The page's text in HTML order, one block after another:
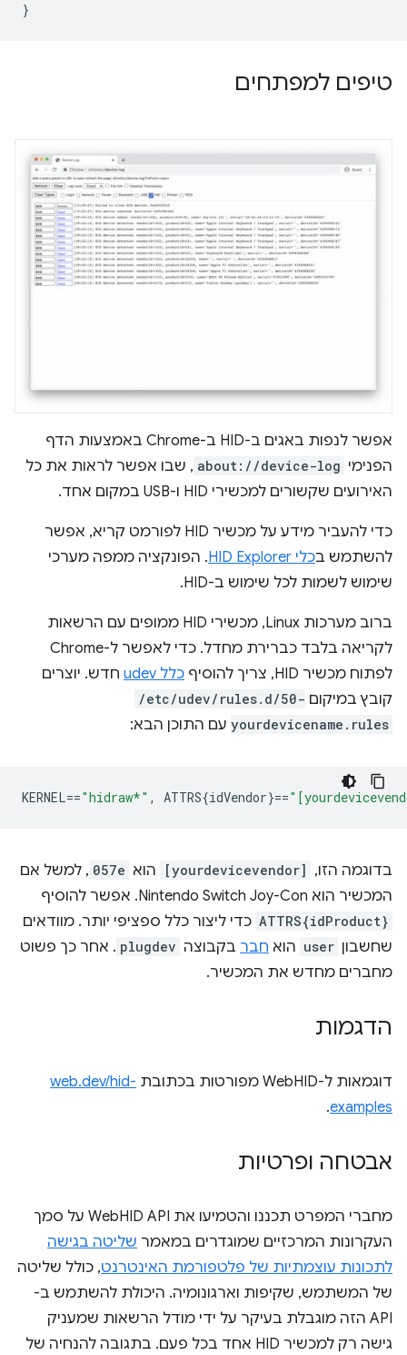
}
טיפים למפתחים
אפשר לנפות באגים ב-HID ב-Chrome באמצעות הדף
הפנימי about://device-log , שבו אפשר לראות את כל
האירועים שקשורים למכשירי HID ו-USB במקום אחד.
כדי להעביר מידע על מכשיר HID לפורמט קריא, אפשר
להשתמש בכלי HID Explorer
. הפונקציה ממפה מערכי
שימוש לשמות לכל שימוש ב-HID.
ברוב מערכות Linux, מכשירי HID ממופים עם הרשאות
לקריאה בלבד כברירת מחדל. כדי לאפשר ל-Chrome
לפתוח מכשיר HID, צריך להוסיף
כלל udev
חדש. יוצרים
קובץ במיקום /etc/udev/rules.d/50-
yourdevicename.rules עם התוכן הבא:
KERNEL=="hidraw*" , ATTRS{idVendor}==
בדוגמה הזו, [yourdevicevendor] הוא 057e , למשל אם
המכשיר הוא Nintendo Switch Joy-Con. אפשר להוסיף
ATTRS{idProduct} כדי ליצור כלל ספציפי יותר. מוודאים
שחשבון user הוא חבר בקבוצה plugdev . אחר כך פשוט
מחברים מחדש את המכשיר.
הדגמות
דוגמאות ל-WebHID מפורטות בכתובת
web.dev/hid-
examples
.
אבטחה ופרטיות
מחברי המפרט תכננו והטמיעו את WebHID API על סמך
העקרונות המרכזיים שמוגדרים במאמר שליטה בגישה
לתכונות עוצמתיות של פלטפורמת האינטרנט, כולל שליטה
של המשתמש, שקיפות וארגונומיה. היכולת להשתמש ב-
API הזה מוגבלת בעיקר על ידי מודל הרשאות שמעניק
גישה רק למכשיר HID אחד בכל פעם. בתגובה להנחיה של